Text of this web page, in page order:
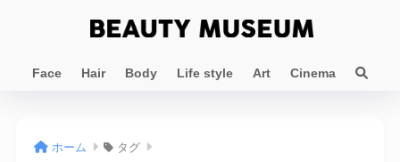
Face Hair Body Life style Art Cinema
ホーム タグ